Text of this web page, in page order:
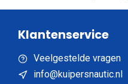
Klantenservice
Veelgestelde vragen
info@kuipersnautic.nl